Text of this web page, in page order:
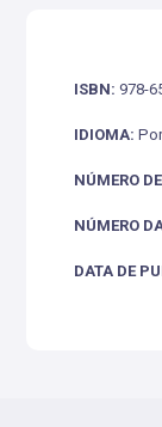
ISBN: 978-
IDIOMA:
NÚMERO
NÚMERO
DATA DE